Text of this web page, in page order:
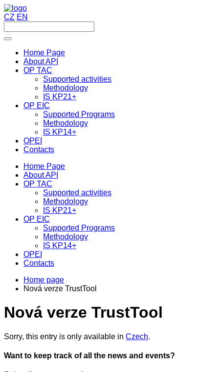
CZ EN
Home Page
About API
OP TAC
Supported activities
Methodology
IS KP21+
OP EIC
Supported Programs
Methodology
IS KP14+
OPEI
Contacts
Home Page
About API
OP TAC
Supported activities
Methodology
IS KP21+
OP EIC
Supported Programs
Methodology
IS KP14+
OPEI
Contacts
Home page
Nová verze TrustTool
Nová verze TrustTool
Sorry, this entry is only available in Czech.
Want to keep track of all the news and events?